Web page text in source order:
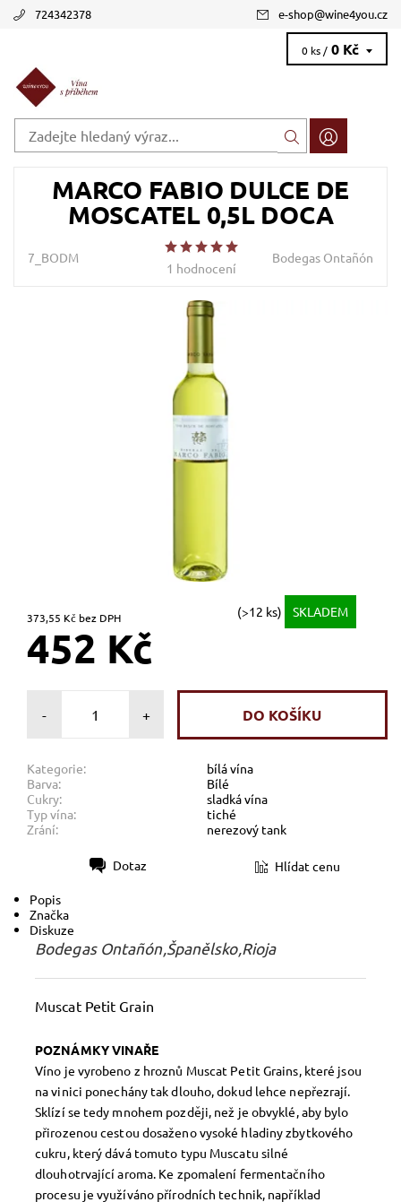
724342378 e-shop@wine4you.cz
0 ks / 0 Kč
MARCO FABIO DULCE DE
MOSCATEL 0,5L DOCA
7_BODM
1 hodnocení
Bodegas Ontañón
373,55 Kč bez DPH (>12 ks) SKLADEM
452 Kč
- +
Kategorie:
bílá vína
Barva:
Bílé
Cukry:
sladká vína
Typ vína:
tiché
Zrání:
nerezový tank
Dotaz Hlídat cenu
Popis
Značka
Diskuze
Bodegas Ontañón,Španělsko,Rioja
Muscat Petit Grain
POZNÁMKY VINAŘE
Víno je vyrobeno z hroznů Muscat Petit Grains, které jsou
na vinici ponechány tak dlouho, dokud lehce nepřezrají.
Sklízí se tedy mnohem později, než je obvyklé, aby bylo
přirozenou cestou dosaženo vysoké hladiny zbytkového
cukru, který dává tomuto typu Muscatu silné
dlouhotrvající aroma. Ke zpomalení fermentačního
procesu je využíváno přírodních technik, například